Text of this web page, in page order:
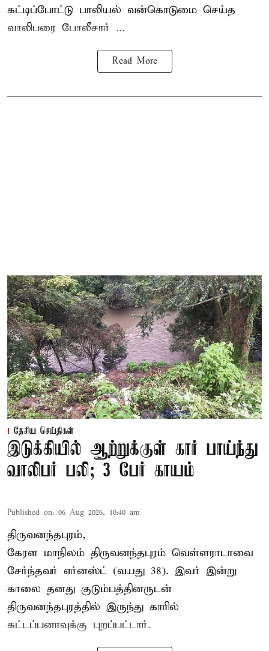
கட்டிப்போட்டு பாலியல் வன்கொடுமை செய்த
வாலிபரை போலீசார் ...
Read More
தேசிய செய்திகள்
இடுக்கியில் ஆற்றுக்குள் கார் பாய்ந்து
வாலிபர் பலி; 3 பேர் காயம்
Published on: 06 Aug 2026, 10:40 am
திருவனந்தபுரம்,
கேரள மாநிலம் திருவனந்தபுரம் வெள்ளராடாவை
சேர்ந்தவர் எர்னஸ்ட் (வயது 38). இவர் இன்று
காலை தனது குடும்பத்தினருடன்
திருவனந்தபுரத்தில் இருந்து காரில்
கட்டப்பனாவுக்கு புறப்பட்டார்.